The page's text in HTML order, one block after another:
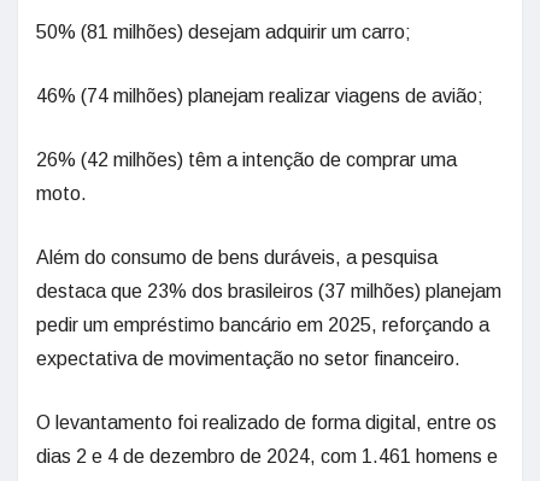
50% (81 milhões) desejam adquirir um carro;
46% (74 milhões) planejam realizar viagens de avião;
26% (42 milhões) têm a intenção de comprar uma
moto.
Além do consumo de bens duráveis, a pesquisa
destaca que 23% dos brasileiros (37 milhões) planejam
pedir um empréstimo bancário em 2025, reforçando a
expectativa de movimentação no setor financeiro.
O levantamento foi realizado de forma digital, entre os
dias 2 e 4 de dezembro de 2024, com 1.461 homens e